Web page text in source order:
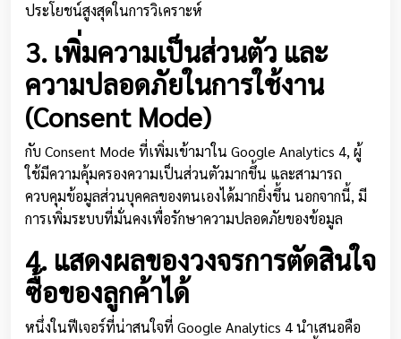
ประโยชน์สูงสุดในการวิเคราะห์
3. เพิ่มความเป็นส่วนตัว และ
ความปลอดภัยในการใช้งาน
(Consent Mode)
กับ Consent Mode ที่เพิ่มเข้ามาใน Google Analytics 4, ผู้
ใช้มีความคุ้มครองความเป็นส่วนตัวมากขึ้น และสามารถ
ควบคุมข้อมูลส่วนบุคคลของตนเองได้มากยิ่งขึ้น นอกจากนี้, มี
การเพิ่มระบบที่มั่นคงเพื่อรักษาความปลอดภัยของข้อมูล
4. แสดงผลของวงจรการตัดสินใจ
ซื้อของลูกค้าได้
หนึ่งในฟีเจอร์ที่น่าสนใจที่ Google Analytics 4 นำเสนอคือ